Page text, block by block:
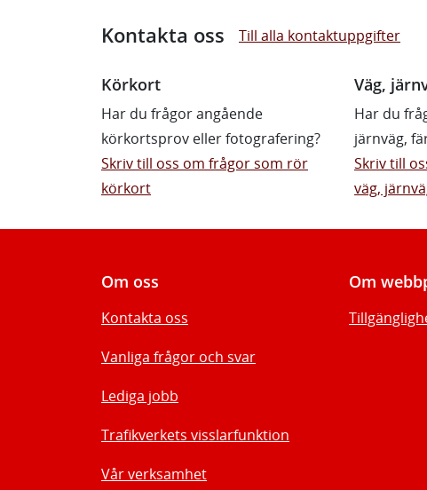
Kontakta oss Till alla kontaktuppgifter
Körkort
Har du frågor angående
körkortsprov eller fotografering?
Skriv till oss om frågor som rör
körkort
Väg,
Har du
järnväg,
Skriv till
väg,
Om oss
Kontakta oss
Vanliga frågor och svar
Lediga jobb
Trafikverkets visslarfunktion
Vår verksamhet
Om